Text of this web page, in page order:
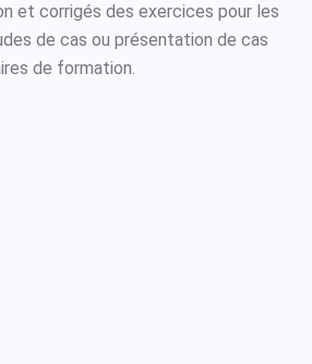
et corrigés des exercices pour les
de cas ou présentation de cas
de formation.